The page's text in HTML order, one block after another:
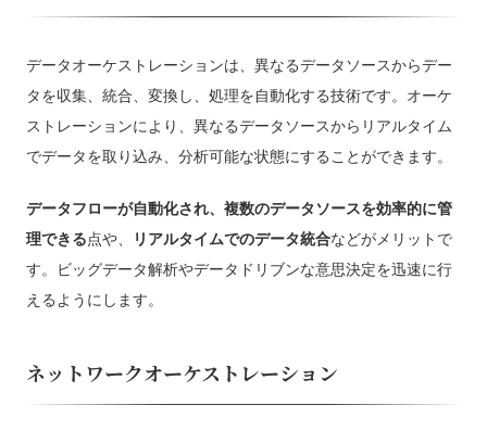
データオーケストレーションは、異なるデータソースからデー
タを収集、統合、変換し、処理を自動化する技術です。オーケ
ストレーションにより、異なるデータソースからリアルタイム
でデータを取り込み、分析可能な状態にすることができます。
データフローが自動化され、複数のデータソースを効率的に管
理できる点や、 リアルタイムでのデータ統合などがメリットで
す。ビッグデータ解析やデータドリブンな意思決定を迅速に行
えるようにします。
ネットワークオーケストレーション